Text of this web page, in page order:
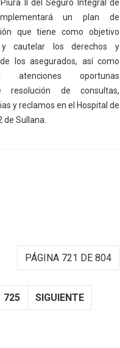
Piura II del Seguro Integral de
un plan de
que tiene como objetivo
cautelar los derechos y
los asegurados, así como
atenciones oportunas
resolución de consultas,
y reclamos en el Hospital de
de Sullana.
PÁGINA 721 DE 804
725 SIGUIENTE